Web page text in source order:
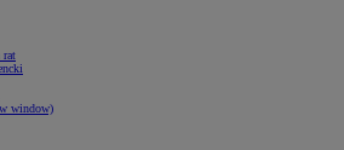
rat
window)